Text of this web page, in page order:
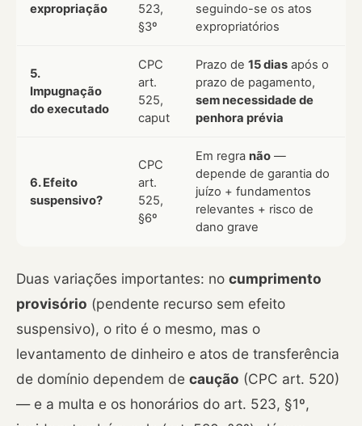
expropriação
523,
§3º
seguindo-se os atos
expropriatórios
5.
Impugnação
do executado
CPC
art.
525,
caput
Prazo de 15 dias após o
prazo de pagamento,
sem necessidade de
penhora prévia
6. Efeito
suspensivo?
CPC
art.
525,
§6º
Em regra não —
depende de garantia do
juízo + fundamentos
relevantes + risco de
dano grave
Duas variações importantes: no cumprimento
provisório (pendente recurso sem efeito
suspensivo), o rito é o mesmo, mas o
levantamento de dinheiro e atos de transferência
de domínio dependem de caução (CPC art. 520)
— e a multa e os honorários do art. 523, §1º,